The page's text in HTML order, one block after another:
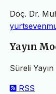
Doç. Dr.
Yayın
Süreli
RSS